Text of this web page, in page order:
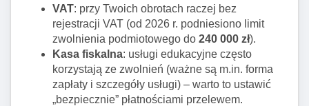
VAT: przy Twoich obrotach raczej bez
rejestracji VAT (od 2026 r. podniesiono limit
zwolnienia podmiotowego do 240 000 zł).
Kasa fiskalna: usługi edukacyjne często
korzystają ze zwolnień (ważne są m.in. forma
zapłaty i szczegóły usługi) – warto to ustawić
„bezpiecznie” płatnościami przelewem.